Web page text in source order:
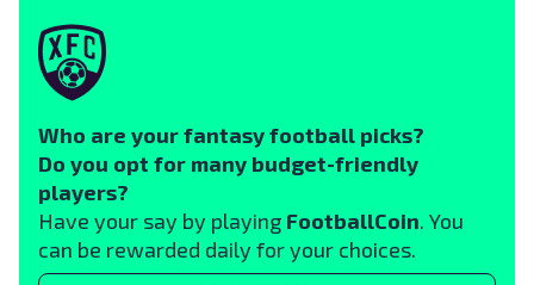
Who are your fantasy football picks?
Do you opt for many budget-friendly
players?
Have your say by playing FootballCoin. You
can be rewarded daily for your choices.